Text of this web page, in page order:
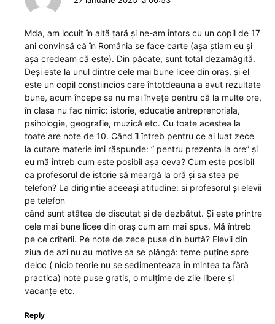
Mda, am locuit în altă țară și ne-am întors cu un copil de 17
ani convinsă că în România se face carte (așa știam eu și
așa credeam că este). Din păcate, sunt total dezamăgită.
Deși este la unul dintre cele mai bune licee din oraș, și el
este un copil conștiincios care întotdeauna a avut rezultate
bune, acum începe sa nu mai învețe pentru că la multe ore,
în clasa nu fac nimic: istorie, educație antreprenoriala,
psihologie, geografie, muzică etc. Cu toate acestea la
toate are note de 10. Când îl întreb pentru ce ai luat zece
la cutare materie îmi răspunde: ” pentru prezenta la ore” și
eu mă întreb cum este posibil așa ceva? Cum este posibil
ca profesorul de istorie să meargă la oră și sa stea pe
telefon? La dirigintie aceeași atitudine: si profesorul și elevii
pe telefon
când sunt atâtea de discutat și de dezbătut. Și este printre
cele mai bune licee din oraș cum am mai spus. Mă întreb
pe ce criterii. Pe note de zece puse din burtă? Elevii din
ziua de azi nu au motive sa se plângă: teme puține spre
deloc ( nicio teorie nu se sedimenteaza în mintea ta fără
practica) note puse gratis, o mulțime de zile libere și
vacanțe etc.
Reply